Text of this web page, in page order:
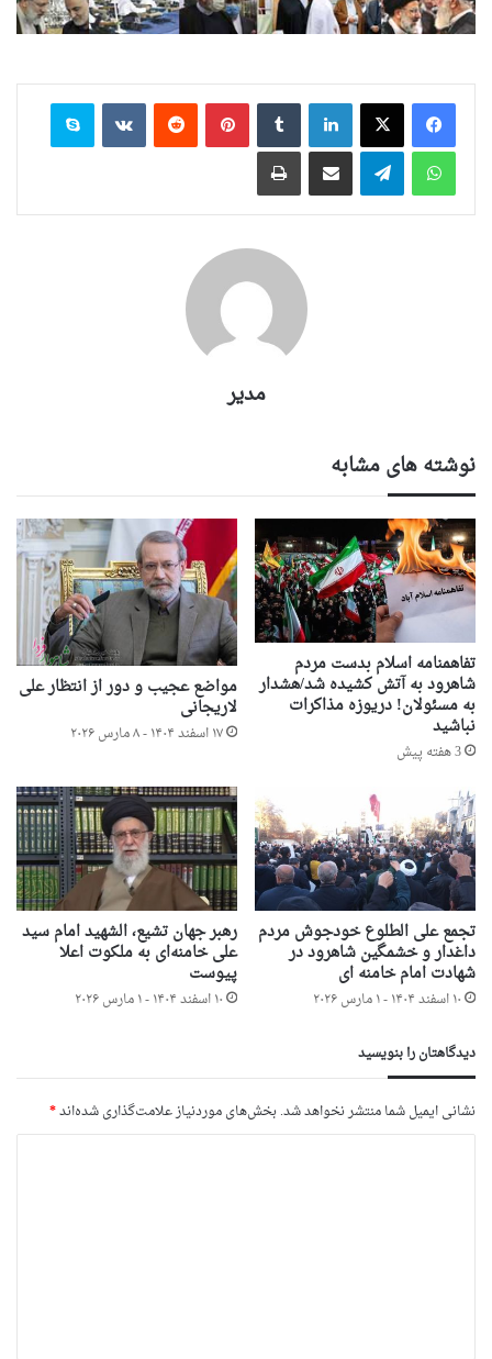
لینکدین ‫تامبلر ‫پین‌ترست‫رددیت ‫VKontakteاسکایپ
واتس آپ
تلگرام اشتراک گذاری از طریق ایمیل چاپ
مدیر
نوشته های مشابه
تفاهمنامه اسلام بدست مردم
شاهرود به آتش کشیده شد/هشدار
به مسئولان! دریوزه مذاکرات
نباشید
3 هفته پیش
مواضع عجیب و دور از انتظار علی
لاریجانی
۱۷ اسفند ۱۴۰۴ - ۸ مارس ۲۰۲۶
تجمع علی الطلوع خودجوش مردم
داغدار و خشمگین شاهرود در
شهادت امام خامنه ای
۱۰ اسفند ۱۴۰۴ - ۱ مارس ۲۰۲۶
رهبر جهان تشیع، الشهید امام سید
علی خامنه‌ای به ملکوت اعلا
پیوست
۱۰ اسفند ۱۴۰۴ - ۱ مارس ۲۰۲۶
دیدگاهتان را بنویسید
نشانی ایمیل شما منتشر نخواهد شد.بخش‌های موردنیاز علامت‌گذاری شده‌اند*